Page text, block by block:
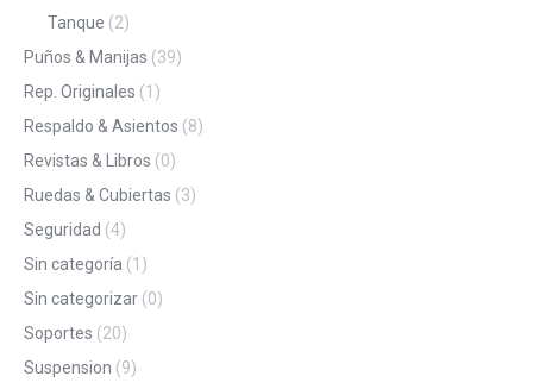
Tanque (2)
Puños & Manijas (39)
Rep. Originales (1)
Respaldo & Asientos (8)
Revistas & Libros (0)
Ruedas & Cubiertas (3)
Seguridad (4)
Sin categoría (1)
Sin categorizar (0)
Soportes (20)
Suspension (9)